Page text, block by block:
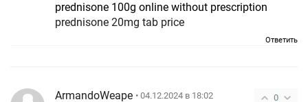
prednisone 100g online without prescription
prednisone 20mg tab price
Ответить
0
ArmandoWeape • 04.12.2024 в 18:02